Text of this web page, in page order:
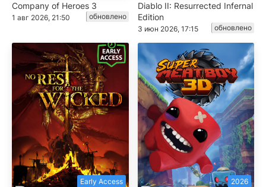
Company of Heroes 3
1 авг 2026, 21:50 обновлено
Diablo II: Resurrected Infernal
Edition
3 июн 2026, 17:15 обновлено
Early Access 2026